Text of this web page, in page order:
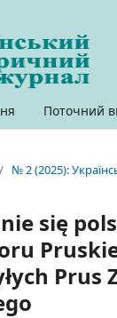
Поточний
/ № 2 (2025):
się
Prus